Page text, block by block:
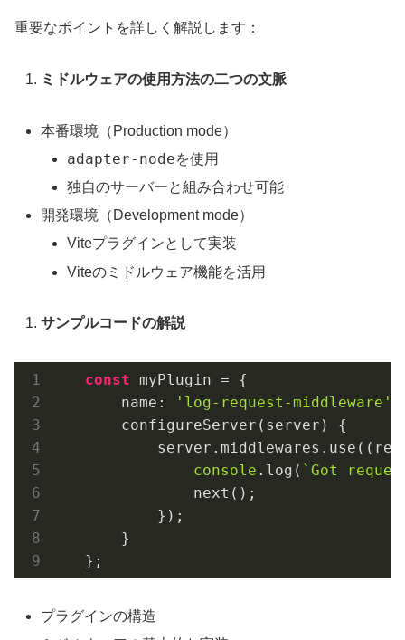
重要なポイントを詳しく解説します：
ミドルウェアの使用方法の二つの文脈
本番環境（Production mode）
adapter-nodeを使用
独自のサーバーと組み合わせ可能
開発環境（Development mode）
Viteプラグインとして実装
Viteのミドルウェア機能を活用
サンプルコードの解説
const myPlugin = {
       name:
'log-request-middleware'
configureServer(server)
           server.middlewares.use(
(
console .log( `Got
           });
       }
   };
プラグインの構造